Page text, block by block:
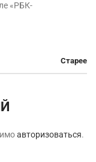
«РБК-
Старее
авторизоваться.